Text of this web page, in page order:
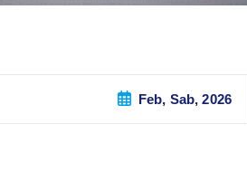
Feb, Sab, 2026